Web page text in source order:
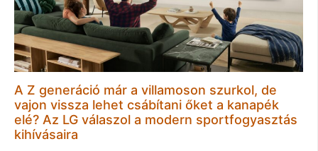
A Z generáció már a villamoson szurkol, de
vajon vissza lehet csábítani őket a kanapék
elé? Az LG válaszol a modern sportfogyasztás
kihívásaira